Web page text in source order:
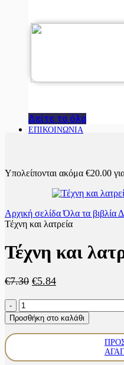
Δείτε τα όλα
ΕΠΙΚΟΙΝΩΝΙΑ
Υπολείπονται ακόμα €20.00
Αρχική σελίδαΌλα τα βιβλία
Τέχνη και λατρεία
Τέχνη και
€7.30 Original
€7.30.
€5.84Η
είναι:
€5.84.
Τέχνη
και
λατρεία
ποσότητα
Προσθήκη στο καλάθι